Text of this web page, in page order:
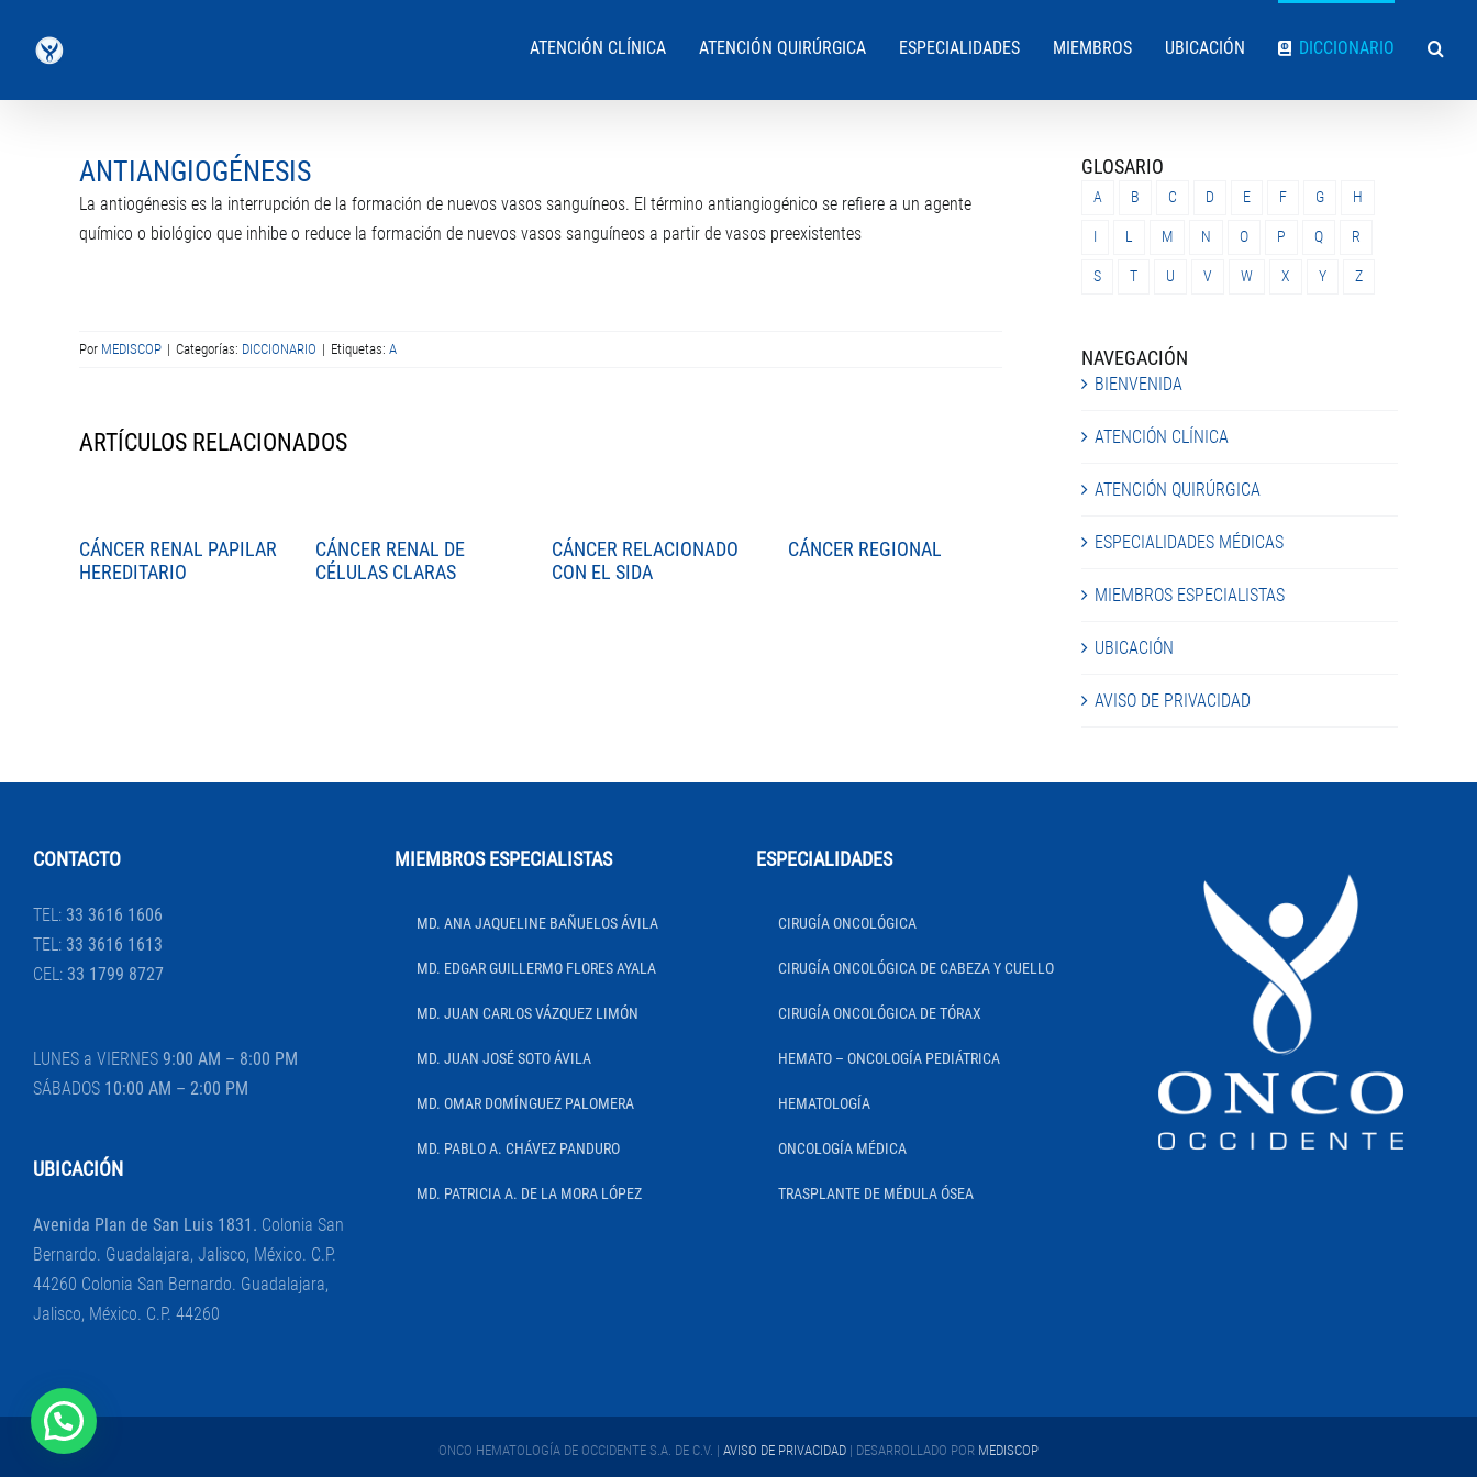
ATENCIÓN CLÍNICA ATENCIÓN QUIRÚRGICA ESPECIALIDADES MIEMBROS UBICACIÓN DICCIONARIO
ANTIANGIOGÉNESIS
La antiogénesis es la interrupción de la formación de nuevos vasos sanguíneos. El término antiangiogénico se refiere a un agente
químico o biológico que inhibe o reduce la formación de nuevos vasos sanguíneos a partir de vasos preexistentes
Por MEDISCOP | Categorías: DICCIONARIO | Etiquetas: A
ARTÍCULOS RELACIONADOS
CÁNCER RENAL PAPILAR
HEREDITARIO
CÁNCER RENAL DE
CÉLULAS CLARAS
CÁNCER RELACIONADO
CON EL SIDA
CÁNCER REGIONAL
GLOSARIO
A B C D E F G H
I L M N O P Q R
S T U V W X Y Z
NAVEGACIÓN
BIENVENIDA
ATENCIÓN CLÍNICA
ATENCIÓN QUIRÚRGICA
ESPECIALIDADES MÉDICAS
MIEMBROS ESPECIALISTAS
UBICACIÓN
AVISO DE PRIVACIDAD
CONTACTO
TEL: 33 3616 1606
TEL: 33 3616 1613
CEL: 33 1799 8727
LUNES a VIERNES 9:00 AM – 8:00 PM
SÁBADOS 10:00 AM – 2:00 PM
UBICACIÓN
Avenida Plan de San Luis 1831. Colonia San
Bernardo. Guadalajara, Jalisco, México. C.P.
44260 Colonia San Bernardo. Guadalajara,
Jalisco, México. C.P. 44260
MIEMBROS ESPECIALISTAS
MD. ANA JAQUELINE BAÑUELOS ÁVILA
MD. EDGAR GUILLERMO FLORES AYALA
MD. JUAN CARLOS VÁZQUEZ LIMÓN
MD. JUAN JOSÉ SOTO ÁVILA
MD. OMAR DOMÍNGUEZ PALOMERA
MD. PABLO A. CHÁVEZ PANDURO
MD. PATRICIA A. DE LA MORA LÓPEZ
ESPECIALIDADES
CIRUGÍA ONCOLÓGICA
CIRUGÍA ONCOLÓGICA DE CABEZA Y CUELLO
CIRUGÍA ONCOLÓGICA DE TÓRAX
HEMATO – ONCOLOGÍA PEDIÁTRICA
HEMATOLOGÍA
ONCOLOGÍA MÉDICA
TRASPLANTE DE MÉDULA ÓSEA
ONCO HEMATOLOGÍA DE OCCIDENTE S.A. DE C.V. | AVISO DE PRIVACIDAD | DESARROLLADO POR MEDISCOP